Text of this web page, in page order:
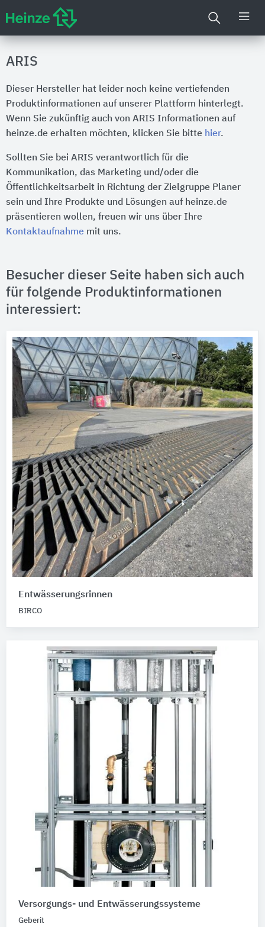
ARIS
Dieser Hersteller hat leider noch keine vertiefenden
Produktinformationen auf unserer Plattform hinterlegt.
Wenn Sie zukünftig auch von ARIS Informationen auf
heinze.de erhalten möchten, klicken Sie bitte hier.
Sollten Sie bei ARIS verantwortlich für die
Kommunikation, das Marketing und/oder die
Öffentlichkeitsarbeit in Richtung der Zielgruppe Planer
sein und Ihre Produkte und Lösungen auf heinze.de
präsentieren wollen, freuen wir uns über Ihre
Kontaktaufnahme mit uns.
Besucher dieser Seite haben sich auch
für folgende Produktinformationen
interessiert:
Entwässerungsrinnen
BIRCO
Versorgungs- und Entwässerungssysteme
Geberit